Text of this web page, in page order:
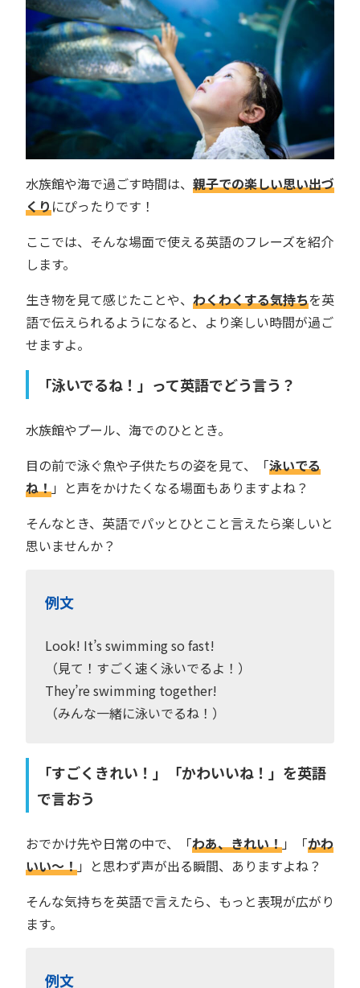
水族館や海で過ごす時間は、 親子での楽しい思い出づ
くりにぴったりです！
ここでは、そんな場面で使える英語のフレーズを紹介
します。
生き物を見て感じたことや、 わくわくする気持ちを英
語で伝えられるようになると、より楽しい時間が過ご
せますよ。
「泳いでるね！」って英語でどう言う？
水族館やプール、海でのひととき。
目の前で泳ぐ魚や子供たちの姿を見て、「泳いでる
ね！」と声をかけたくなる場面もありますよね？
そんなとき、英語でパッとひとこと言えたら楽しいと
思いませんか？
例文
Look! It’s swimming so fast!
（見て！すごく速く泳いでるよ！）
They’re swimming together!
（みんな一緒に泳いでるね！）
「すごくきれい！」「かわいいね！」を英語
で言おう
おでかけ先や日常の中で、「わあ、きれい！」「かわ
いい〜！」と思わず声が出る瞬間、ありますよね？
そんな気持ちを英語で言えたら、もっと表現が広がり
ます。
例文